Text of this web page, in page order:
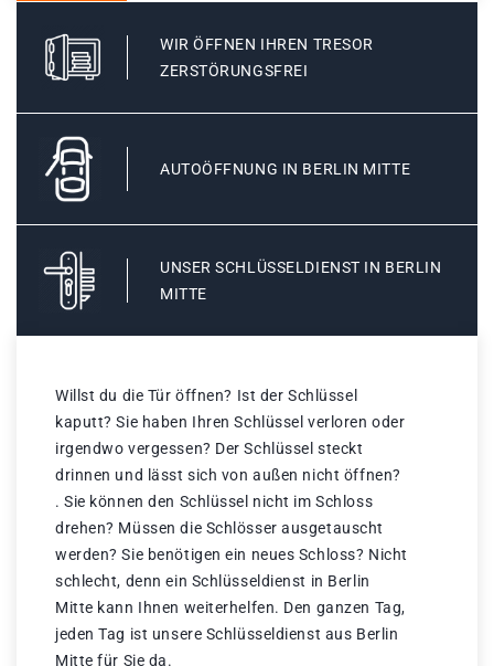
WIR ÖFFNEN IHREN TRESOR
ZERSTÖRUNGSFREI
AUTOÖFFNUNG IN BERLIN MITTE
UNSER SCHLÜSSELDIENST IN BERLIN
MITTE
Willst du die Tür öffnen? Ist der Schlüssel
kaputt? Sie haben Ihren Schlüssel verloren oder
irgendwo vergessen? Der Schlüssel steckt
drinnen und lässt sich von außen nicht öffnen?
. Sie können den Schlüssel nicht im Schloss
drehen? Müssen die Schlösser ausgetauscht
werden? Sie benötigen ein neues Schloss? Nicht
schlecht, denn ein Schlüsseldienst in Berlin
Mitte kann Ihnen weiterhelfen. Den ganzen Tag,
jeden Tag ist unsere Schlüsseldienst aus Berlin
Mitte für Sie da.